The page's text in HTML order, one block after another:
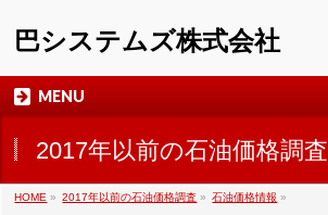
巴システムズ株式会社
MENU
2017年以前の石油価格調査
HOME » 2017年以前の石油価格調査 » 石油価格情報 »